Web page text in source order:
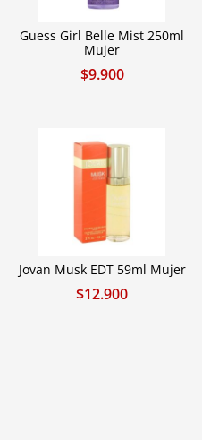
Guess Girl Belle Mist 250ml
Mujer
$9.900
Jovan Musk EDT 59ml Mujer
$12.900